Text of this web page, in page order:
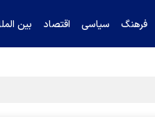
فرهنگ سیاسی اقتصاد بین
پس از رای کمیته استیناف / گل‌گهر با